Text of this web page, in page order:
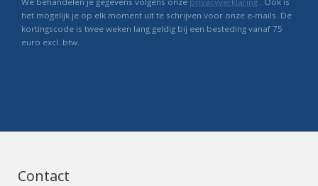
het mogelijk je op elk moment uit te schrijven voor onze e-mails. De
kortingscode is twee weken lang geldig bij een besteding vanaf 75
euro excl. btw.
Contact